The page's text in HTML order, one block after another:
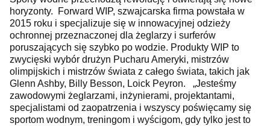
horyzonty. Forward WIP, szwajcarska firma powstała w
2015 roku i specjalizuje się w innowacyjnej odzieży
ochronnej przeznaczonej dla żeglarzy i surferów
poruszających się szybko po wodzie. Produkty WIP to
zwycięski wybór drużyn Pucharu Ameryki, mistrzów
olimpijskich i mistrzów świata z całego świata, takich jak
Glenn Ashby, Billy Besson, Loick Peyron. „Jesteśmy
zawodowymi żeglarzami, inżynierami, projektantami,
specjalistami od zaopatrzenia i wszyscy poświęcamy się
sportom wodnym, treningom i wyścigom, gdy tylko jest to